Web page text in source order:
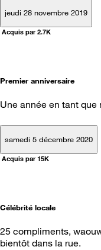
jeudi 28 novembre 2019
Acquis par 2.7K
Premier anniversaire
Une année en tant
samedi 5 décembre 2020
Acquis par 15K
Célébrité locale
25 compliments,
bientôt dans la rue.